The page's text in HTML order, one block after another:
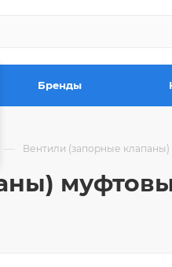
Бренды
— Вентили (запорные клапаны)